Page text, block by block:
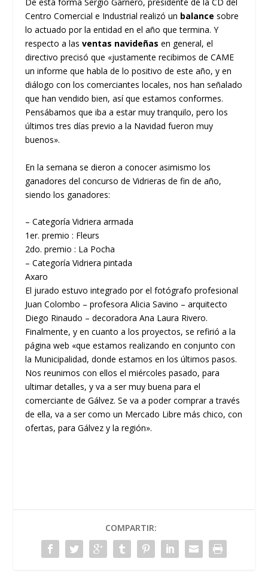
De esta forma Sergio Garnero, presidente de la CD del
Centro Comercial e Industrial realizó un balance sobre
lo actuado por la entidad en el año que termina. Y
respecto a lasventas navideñas en general, el
directivo precisó que «justamente recibimos de CAME
un informe que habla de lo positivo de este año, y en
diálogo con los comerciantes locales, nos han señalado
que han vendido bien, así que estamos conformes.
Pensábamos que iba a estar muy tranquilo, pero los
últimos tres días previo a la Navidad fueron muy
buenos».
En la semana se dieron a conocer asimismo los
ganadores del concurso de Vidrieras de fin de año,
siendo los ganadores:
– Categoría Vidriera armada
1er. premio : Fleurs
2do. premio : La Pocha
– Categoría Vidriera pintada
Axaro
El jurado estuvo integrado por el fotógrafo profesional
Juan Colombo – profesora Alicia Savino – arquitecto
Diego Rinaudo – decoradora Ana Laura Rivero.
Finalmente, y en cuanto a los proyectos, se refirió a la
página web «que estamos realizando en conjunto con
la Municipalidad, donde estamos en los últimos pasos.
Nos reunimos con ellos el miércoles pasado, para
ultimar detalles, y va a ser muy buena para el
comerciante de Gálvez. Se va a poder comprar a través
de ella, va a ser como un Mercado Libre más chico, con
ofertas, para Gálvez y la región».
COMPARTIR: